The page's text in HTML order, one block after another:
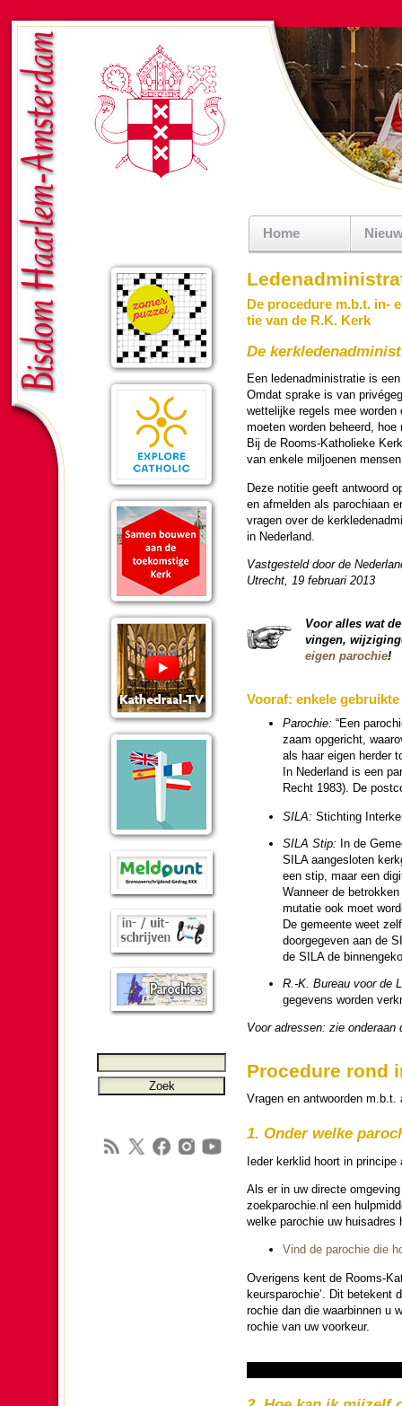
Home
De pro­ce­dure m.b.t. in-
tie van de R.K. Kerk
De
Een leden­admi­ni­stra­tie is
Omdat sprake is van
wette­lijke regels mee
moeten wor­den beheerd,
Bij de Rooms-Katho­lieke
van enkele miljoenen
Deze notitie geeft ant­woord
en afmel­den als pa­ro­chi­aan
vragen over de
in Neder­land.
Vast­ge­steld door de
Utrecht, 19 februari 2013
Voor alles wat
vingen,
eigen pa­ro­chie!
Vooraf: enkele
Pa­ro­chie: “Een
zaam opgericht,
als haar eigen her­der
In Neder­land is een
Recht 1983). De
SILA: Stich­ting
SILA Stip: In de
SILA aan­ge­slo­ten
een stip, maar een
Wanneer de
mutatie ook moet
De ge­meen­te weet
doorge­ge­ven aan de
de SILA de
R.-K. Bureau voor de
gegevens wor­den
Voor adressen: zie onderaan
Pro­ce­dure rond
Vragen en ant­woor­den
1. Onder welke
Ieder kerklid hoort in
Als er in uw directe
zoek­paro­chie.nl een
welke pa­ro­chie uw huis­a­dres
Vind de pa­ro­chie die
Overigens kent de Rooms-
keurs­paro­chie’. Dit betekent
ro­chie dan die waar­bin­nen u
ro­chie van uw voor­keur.